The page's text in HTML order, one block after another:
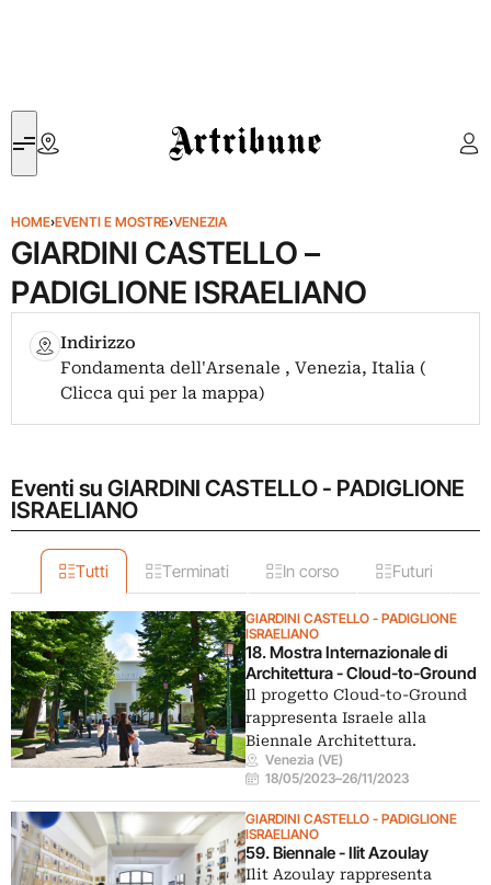
Artribune
HOME›EVENTI E MOSTRE›VENEZIA
GIARDINI CASTELLO –
PADIGLIONE ISRAELIANO
Indirizzo
Fondamenta dell'Arsenale , Venezia, Italia (
Clicca qui per la mappa)
Eventi su GIARDINI CASTELLO - PADIGLIONE
ISRAELIANO
Tutti Terminati In corso Futuri
GIARDINI CASTELLO - PADIGLIONE
ISRAELIANO
18. Mostra Internazionale di
Architettura - Cloud-to-Ground
Il progetto Cloud-to-Ground
rappresenta Israele alla
Biennale Architettura.
Venezia (VE)
18/05/2023–26/11/2023
GIARDINI CASTELLO - PADIGLIONE
ISRAELIANO
59. Biennale - Ilit Azoulay
Ilit Azoulay rappresenta